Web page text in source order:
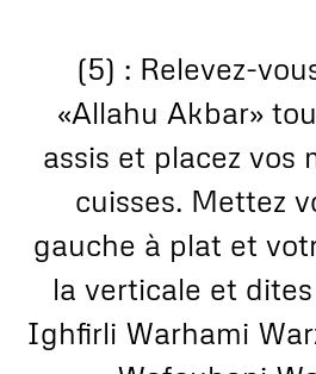
(5) : Relevez-
«Allahu Akbar»
assis et placez vos
cuisses. Mettez
gauche à plat et
la verticale et
Ighfirli Warhami